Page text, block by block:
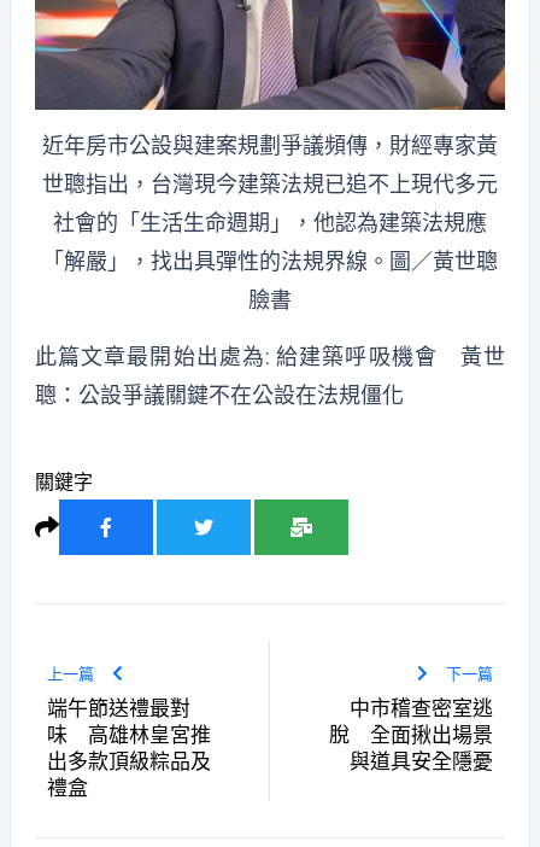
近年房市公設與建案規劃爭議頻傳，財經專家黃
世聰指出，台灣現今建築法規已追不上現代多元
社會的「生活生命週期」，他認為建築法規應
「解嚴」，找出具彈性的法規界線。圖／黃世聰
臉書
此篇文章最開始出處為:給建築呼吸機會 黃世
聰：公設爭議關鍵不在公設在法規僵化
關鍵字
上一篇
端午節送禮最對
味 高雄林皇宮推
出多款頂級粽品及
禮盒
下一篇
中市稽查密室逃
脫 全面揪出場景
與道具安全隱憂